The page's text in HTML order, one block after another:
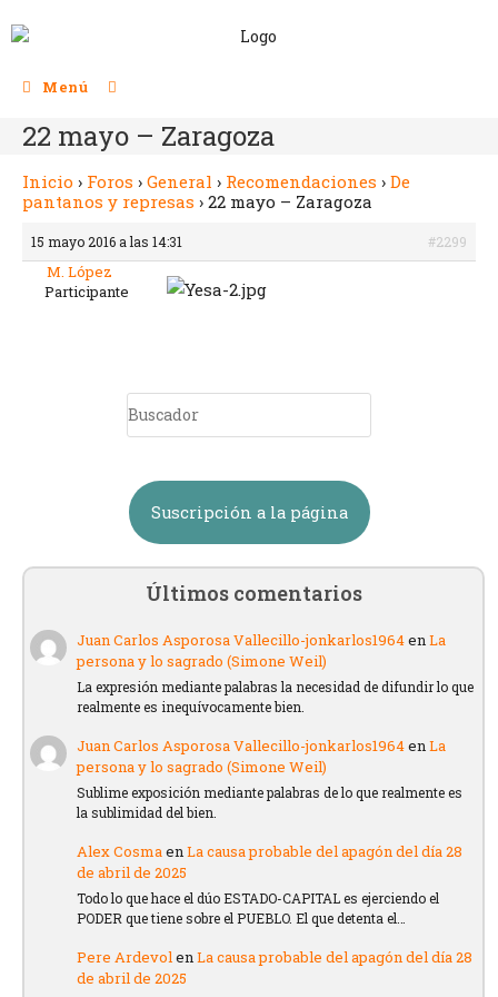
Menú
22 mayo – Zaragoza
Inicio › Foros › General › Recomendaciones › De
pantanos y represas › 22 mayo – Zaragoza
15 mayo 2016 a las 14:31 #2299
M. López
Participante
Suscripción a la página
Últimos comentarios
Juan Carlos Asporosa Vallecillo-jonkarlos1964enLa
persona y lo sagrado (Simone Weil)
La expresión mediante palabras la necesidad de difundir lo que
realmente es inequívocamente bien.
Juan Carlos Asporosa Vallecillo-jonkarlos1964enLa
persona y lo sagrado (Simone Weil)
Sublime exposición mediante palabras de lo que realmente es
la sublimidad del bien.
Alex CosmaenLa causa probable del apagón del día 28
de abril de 2025
Todo lo que hace el dúo ESTADO-CAPITAL es ejerciendo el
PODER que tiene sobre el PUEBLO. El que detenta el…
Pere ArdevolenLa causa probable del apagón del día 28
de abril de 2025